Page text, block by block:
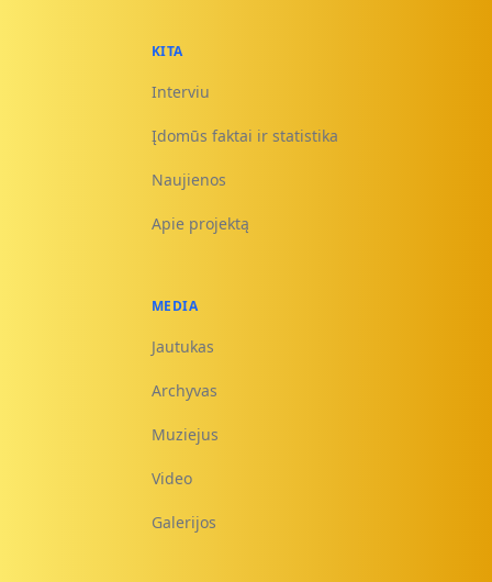
KITA
Interviu
Įdomūs faktai ir statistika
Naujienos
Apie projektą
MEDIA
Jautukas
Archyvas
Muziejus
Video
Galerijos